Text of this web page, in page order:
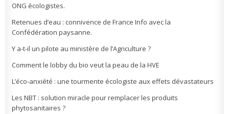
ONG écologistes.
Retenues d’eau : connivence de France Info avec la
Confédération paysanne.
Y a-t-il un pilote au ministère de l’Agriculture ?
Comment le lobby du bio veut la peau de la HVE
L’éco-anxiété : une tourmente écologiste aux effets dévastateurs
Les NBT : solution miracle pour remplacer les produits
phytosanitaires ?